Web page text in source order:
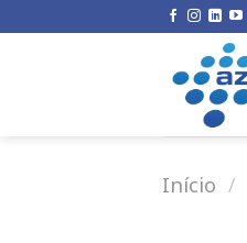
to
Início /